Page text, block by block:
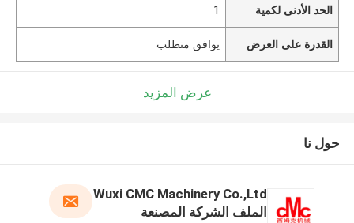
الحد الأدنى لكمية 1
القدرة على العرض يوافق متطلب
عرض المزيد
حول نا
Wuxi CMC Machinery Co.,Ltd
الملف الشركة المصنعة